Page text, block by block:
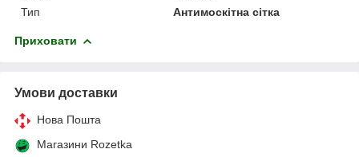
Тип
Антимоскітна сітка
Приховати
Умови доставки
Нова Пошта
Магазини Rozetka